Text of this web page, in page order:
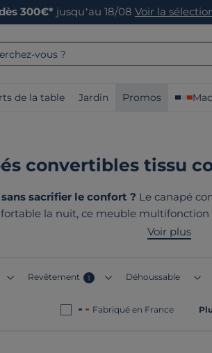
300€* jusqu’au 18/08 Voir la
vous ?
de la table Jardin Promos
convertibles tissu
sacrifier le confort ? Le canapé
la nuit, ce meuble
fabriqués en France et en Europe
Voir plus
Revêtement 1 Déhoussable
Fabriqué en France